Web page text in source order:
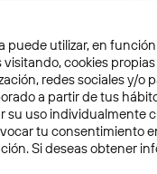
2 min
puede utilizar, en
visitando, cookies
redes sociales y/o
a partir de tus
su uso individualmente
tu consentimiento
Si deseas obtener